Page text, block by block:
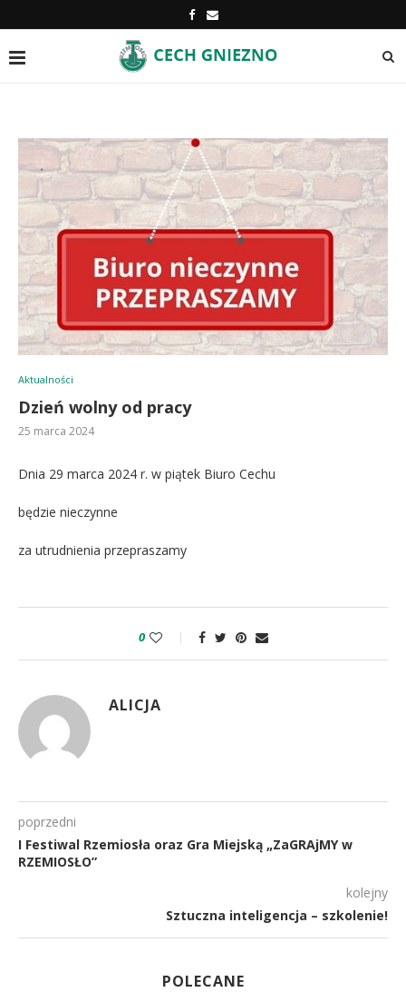
Aktualności
Dzień wolny od pracy
25 marca 2024
Dnia 29 marca 2024 r. w piątek Biuro Cechu
będzie nieczynne
za utrudnienia przepraszamy
0
ALICJA
poprzedni
I Festiwal Rzemiosła oraz Gra Miejską „ZaGRAjMY w
RZEMIOSŁO”
kolejny
Sztuczna inteligencja – szkolenie!
POLECANE